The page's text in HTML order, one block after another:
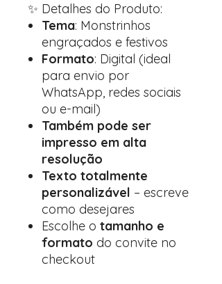
✨ Detalhes do Produto:
Tema: Monstrinhos
engraçados e festivos
Formato: Digital (ideal
para envio por
WhatsApp, redes sociais
ou e-mail)
Também pode ser
impresso em alta
resolução
Texto totalmente
personalizável – escreve
como desejares
Escolhe o tamanho e
formato do convite no
checkout